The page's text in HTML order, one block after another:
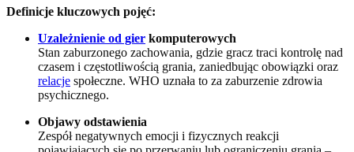
Definicje kluczowych pojęć:
Uzależnienie od gier komputerowych
Stan zaburzonego zachowania, gdzie gracz traci kontrolę nad
czasem i częstotliwością grania, zaniedbując obowiązki oraz
relacje społeczne. WHO uznała to za zaburzenie zdrowia
psychicznego.
Objawy odstawienia
Zespół negatywnych emocji i fizycznych reakcji